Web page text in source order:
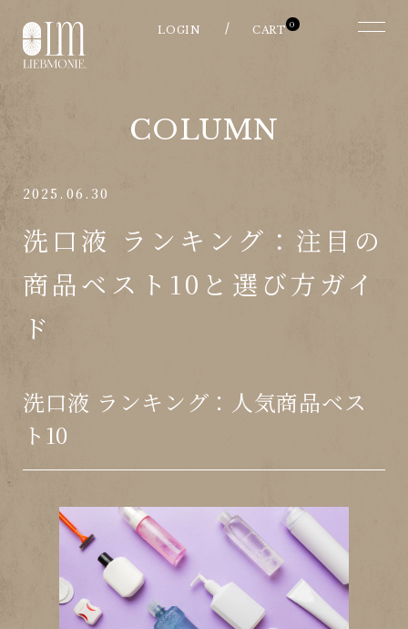
0
COLUMN
2025.06.30
洗口液 ランキング：注目の
商品ベスト10と選び方ガイ
ド
洗口液 ランキング：人気商品ベス
ト10